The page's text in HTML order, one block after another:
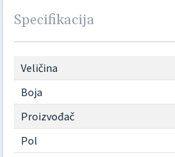
Specifikacija
Veličina
Boja
Proizvođač
Pol